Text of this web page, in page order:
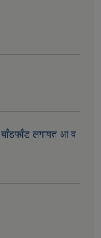
बाँडफाँड लगायत आ व